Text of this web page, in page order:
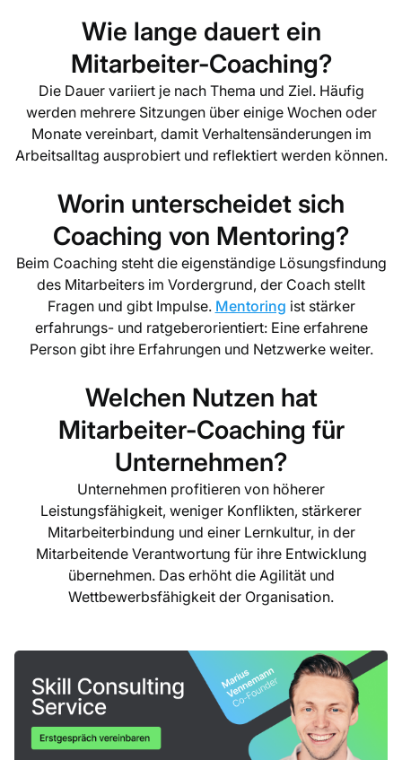
Wie lange dauert ein
Mitarbeiter-Coaching?
Die Dauer variiert je nach Thema und Ziel. Häufig
werden mehrere Sitzungen über einige Wochen oder
Monate vereinbart, damit Verhaltensänderungen im
Arbeitsalltag ausprobiert und reflektiert werden können.
Worin unterscheidet sich
Coaching von Mentoring?
Beim Coaching steht die eigenständige Lösungsfindung
des Mitarbeiters im Vordergrund, der Coach stellt
Fragen und gibt Impulse. Mentoring ist stärker
erfahrungs- und ratgeberorientiert: Eine erfahrene
Person gibt ihre Erfahrungen und Netzwerke weiter.
Welchen Nutzen hat
Mitarbeiter-Coaching für
Unternehmen?
Unternehmen profitieren von höherer
Leistungsfähigkeit, weniger Konflikten, stärkerer
Mitarbeiterbindung und einer Lernkultur, in der
Mitarbeitende Verantwortung für ihre Entwicklung
übernehmen. Das erhöht die Agilität und
Wettbewerbsfähigkeit der Organisation.